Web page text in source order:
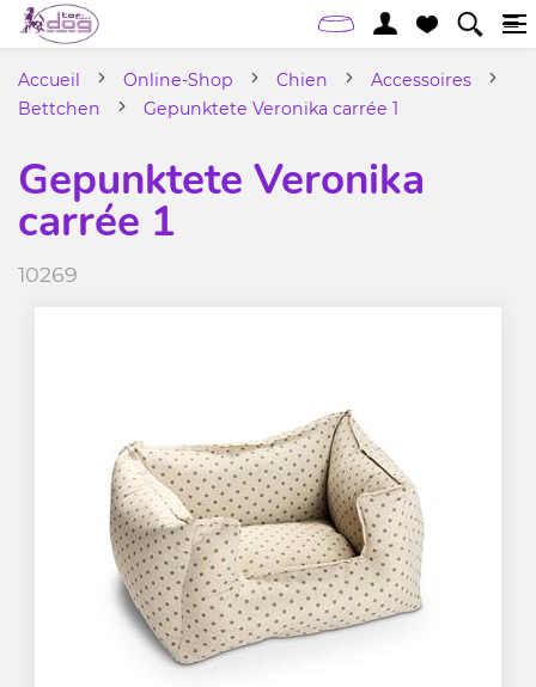
Accueil Online-Shop Chien
Accessoires
Bettchen
Gepunktete Veronika carrée 1
Gepunktete Veronika
carrée 1
10269